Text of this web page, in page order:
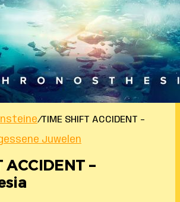
/TIME SHIFT ACCIDENT –
Juwelen
ACCIDENT –